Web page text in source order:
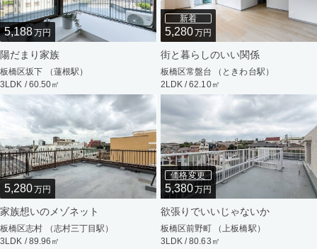
5,188万円
陽だまり家族
板橋区坂下 （蓮根駅）
3LDK / 60.50㎡
新着
5,280万円
街と暮らしのいい関係
板橋区常盤台 （ときわ台駅）
2LDK / 62.10㎡
5,280万円
家族想いのメゾネット
板橋区志村 （志村三丁目駅）
3LDK / 89.96㎡
価格変更
5,380万円
欲張りでいいじゃないか
板橋区前野町 （上板橋駅）
3LDK / 80.63㎡